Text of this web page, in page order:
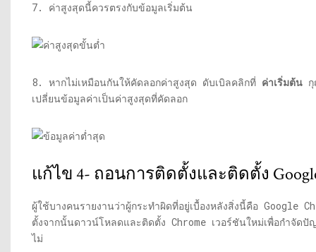
7. ค่าสูงสุดนี้ควรตรงกับข้อมูลเริ่มต้น
8. หากไม่เหมือนกันให้คัดลอกค่าสูงสุด ดับเบิลคลิกที่ ค่าเริ่มต้น
เปลี่ยนข้อมูลค่าเป็นค่าสูงสุดที่คัดลอก
แก้ไข 4- ถอนการติดตั้งและติดตั้ง
ผู้ใช้บางคนรายงานว่าผู้กระทำผิดที่อยู่เบื้องหลังสิ่งนี้คือ Google
ตั้งจากนั้นดาวน์โหลดและติดตั้ง Chrome เวอร์ชันใหม่เพื่อกำจัดปั
ไม่